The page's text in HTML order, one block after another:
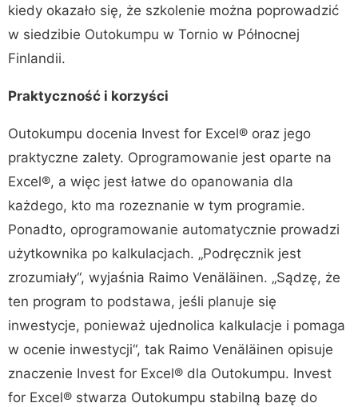
kiedy okazało się, że szkolenie można poprowadzić
w siedzibie Outokumpu w Tornio w Północnej
Finlandii.
Praktyczność i korzyści
Outokumpu docenia Invest for Excel® oraz jego
praktyczne zalety. Oprogramowanie jest oparte na
Excel®, a więc jest łatwe do opanowania dla
każdego, kto ma rozeznanie w tym programie.
Ponadto, oprogramowanie automatycznie prowadzi
użytkownika po kalkulacjach. „Podręcznik jest
zrozumiały“, wyjaśnia Raimo Venäläinen. „Sądzę, że
ten program to podstawa, jeśli planuje się
inwestycje, ponieważ ujednolica kalkulacje i pomaga
w ocenie inwestycji“, tak Raimo Venäläinen opisuje
znaczenie Invest for Excel® dla Outokumpu. Invest
for Excel® stwarza Outokumpu stabilną bazę do